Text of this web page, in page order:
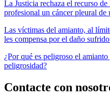
La Justicia rechaza el recurso
profesional un cáncer pleural de
Las víctimas del amianto, al
les compensa por el daño
¿Por qué es peligroso el
peligrosidad?
Contacte con